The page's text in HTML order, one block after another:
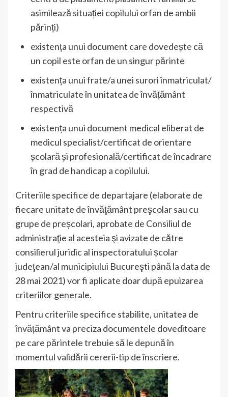
asimilează situației copilului orfan de ambii
părinți)
existența unui document care dovedește că
un copil este orfan de un singur părinte
existența unui frate/a unei surori înmatriculat/
înmatriculate în unitatea de învățământ
respectivă
existența unui document medical eliberat de
medicul specialist/certificat de orientare
școlară și profesională/certificat de încadrare
în grad de handicap a copilului.
Criteriile specifice de departajare (elaborate de
fiecare unitate de învăţământ preşcolar sau cu
grupe de preșcolari, aprobate de Consiliul de
administraţie al acesteia şi avizate de către
consilierul juridic al inspectoratului școlar
judeţean/al municipiului Bucureşti până la data de
28 mai 2021) vor fi aplicate doar după epuizarea
criteriilor generale.
Pentru criteriile specifice stabilite, unitatea de
învățământ va preciza documentele doveditoare
pe care părintele trebuie să le depună în
momentul validării cererii-tip de înscriere.